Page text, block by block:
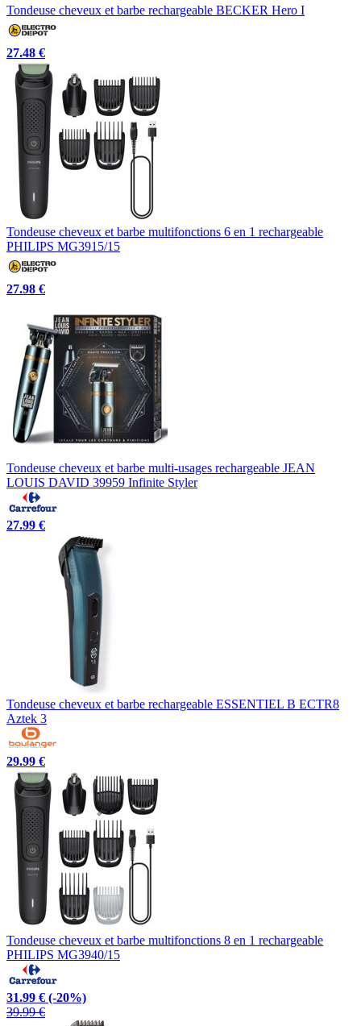
Tondeuse cheveux et barbe rechargeable BECKER Hero I
27.48 €
Tondeuse cheveux et barbe multifonctions 6 en 1 rechargeable
PHILIPS MG3915/15
27.98 €
Tondeuse cheveux et barbe multi-usages rechargeable JEAN
LOUIS DAVID 39959 Infinite Styler
27.99 €
Tondeuse cheveux et barbe rechargeable ESSENTIEL B ECTR8
Aztek 3
29.99 €
Tondeuse cheveux et barbe multifonctions 8 en 1 rechargeable
PHILIPS MG3940/15
31.99 € (-20%)
39.99 €